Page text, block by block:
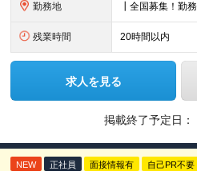
勤務地
残業時間 20時間以内
求人を見る
掲載終了予定日：
NEW 正社員 面接情報有 自己PR不要